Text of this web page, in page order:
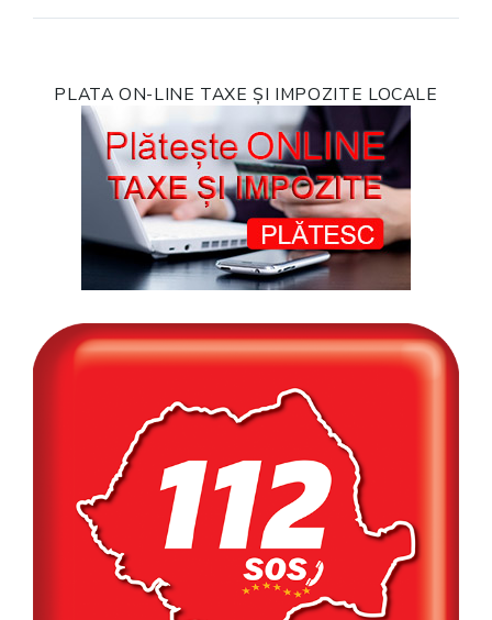
PLATA ON-LINE TAXE ȘI IMPOZITE LOCALE